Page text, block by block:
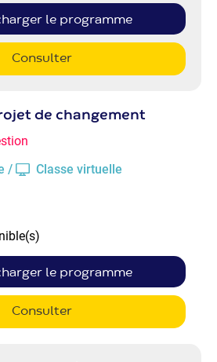
le programme
Consulter
de changement
/
Classe virtuelle
le programme
Consulter